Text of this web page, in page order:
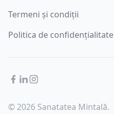
Termeni și condiții
Politica de confidențialitate
Facebook
LinkedIn
Instagram
© 2026 Sanatatea Mintală.